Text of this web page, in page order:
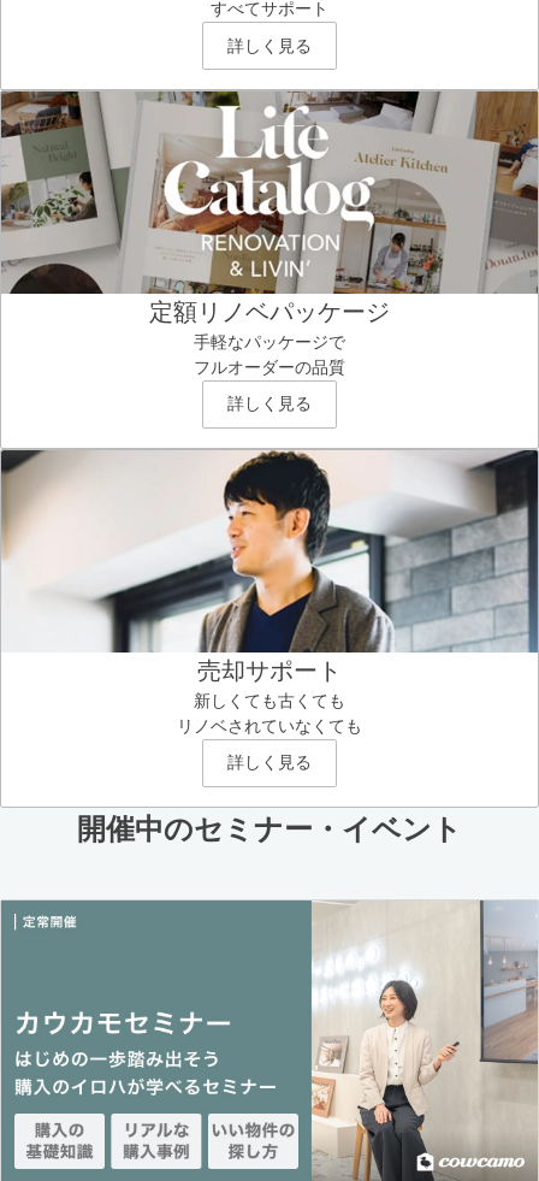
すべてサポート
詳しく見る
定額リノベパッケージ
手軽なパッケージで
フルオーダーの品質
詳しく見る
売却サポート
新しくても古くても
リノベされていなくても
詳しく見る
開催中のセミナー・イベント